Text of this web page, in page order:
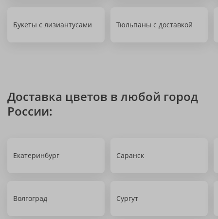
Букеты с лизиантусами Тюльпаны с доставкой
Доставка цветов в любой город
России:
Екатеринбург Саранск
Волгоград Сургут